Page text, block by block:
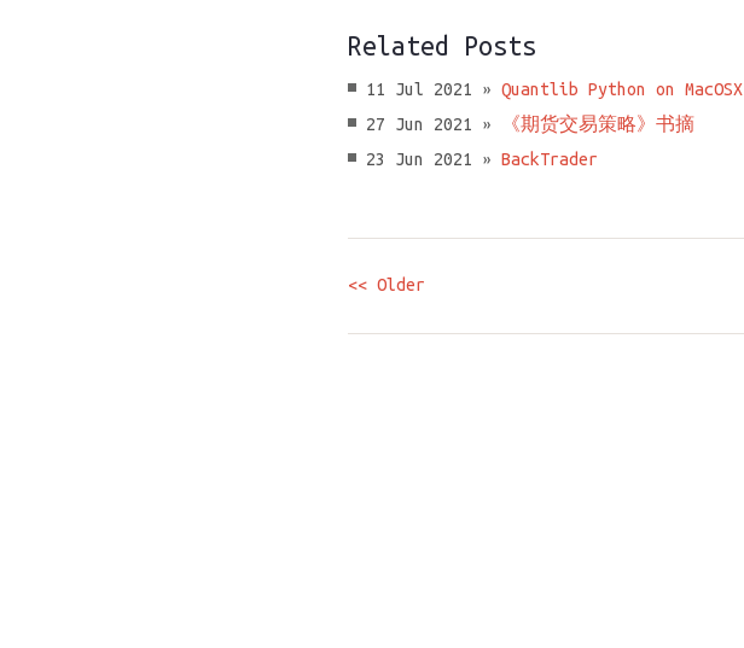
Related Posts
11 Jul 2021 » Quantlib Python on MacOSX
27 Jun 2021 »
《期货交易策略》书摘
23 Jun 2021 » BackTrader
<< Older